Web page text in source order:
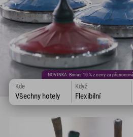
NOVINKA: Bonus 10 % z ceny za
Kde
Všechny hotely
Když
Flexibilní